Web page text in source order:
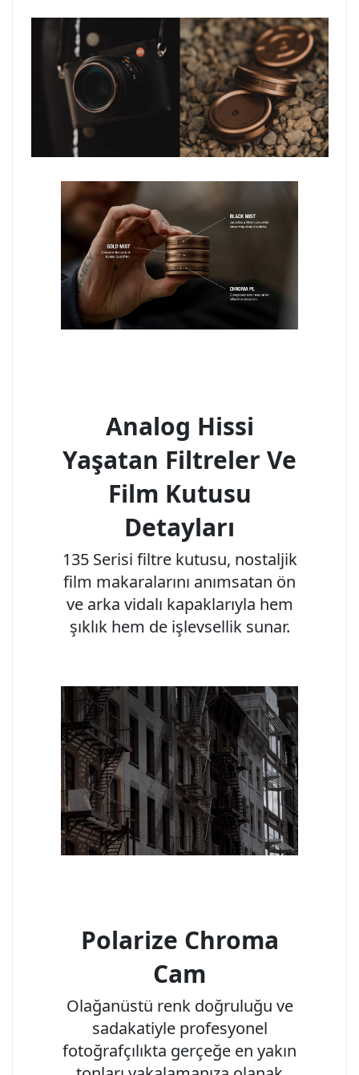
Analog Hissi
Yaşatan Filtreler Ve
Film Kutusu
Detayları
135 Serisi filtre kutusu, nostaljik
film makaralarını anımsatan ön
ve arka vidalı kapaklarıyla hem
şıklık hem de işlevsellik sunar.
Polarize Chroma
Cam
Olağanüstü renk doğruluğu ve
sadakatiyle profesyonel
fotoğrafçılıkta gerçeğe en yakın